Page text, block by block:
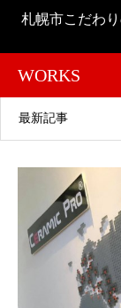
札幌市こだわ
WORKS
最新記事